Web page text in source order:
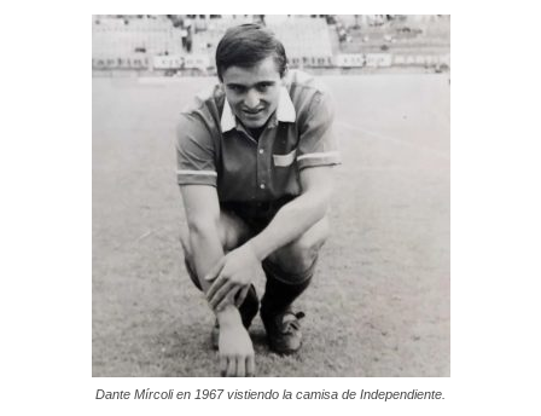
Dante Mírcoli en 1967 vistiendo la camisa de Independiente.